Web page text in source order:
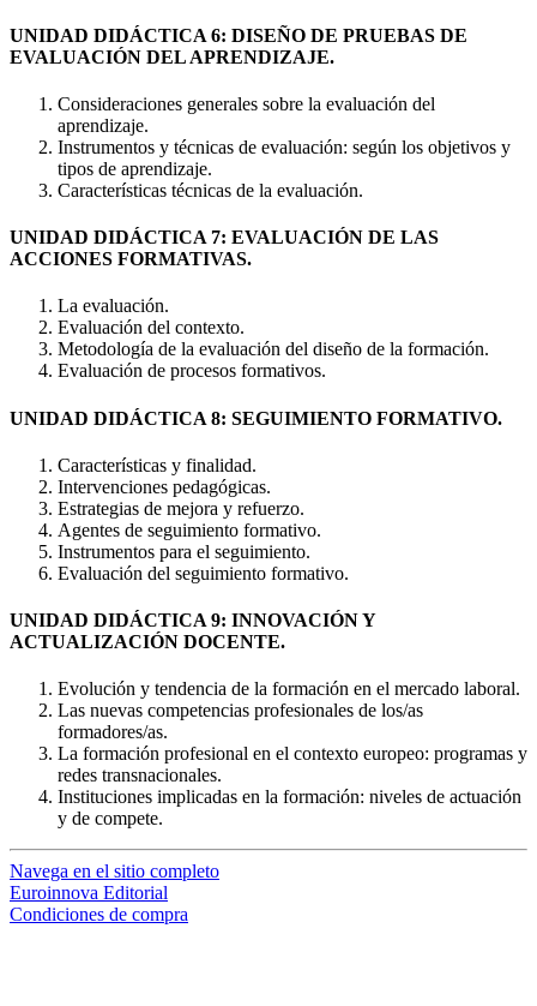
UNIDAD DIDÁCTICA 6: DISEÑO DE PRUEBAS DE
EVALUACIÓN DEL APRENDIZAJE.
Consideraciones generales sobre la evaluación del
aprendizaje.
Instrumentos y técnicas de evaluación: según los objetivos y
tipos de aprendizaje.
Características técnicas de la evaluación.
UNIDAD DIDÁCTICA 7: EVALUACIÓN DE LAS
ACCIONES FORMATIVAS.
La evaluación.
Evaluación del contexto.
Metodología de la evaluación del diseño de la formación.
Evaluación de procesos formativos.
UNIDAD DIDÁCTICA 8: SEGUIMIENTO FORMATIVO.
Características y finalidad.
Intervenciones pedagógicas.
Estrategias de mejora y refuerzo.
Agentes de seguimiento formativo.
Instrumentos para el seguimiento.
Evaluación del seguimiento formativo.
UNIDAD DIDÁCTICA 9: INNOVACIÓN Y
ACTUALIZACIÓN DOCENTE.
Evolución y tendencia de la formación en el mercado laboral.
Las nuevas competencias profesionales de los/as
formadores/as.
La formación profesional en el contexto europeo: programas y
redes transnacionales.
Instituciones implicadas en la formación: niveles de actuación
y de compete.
Navega en el sitio completo
Euroinnova Editorial
Condiciones de compra